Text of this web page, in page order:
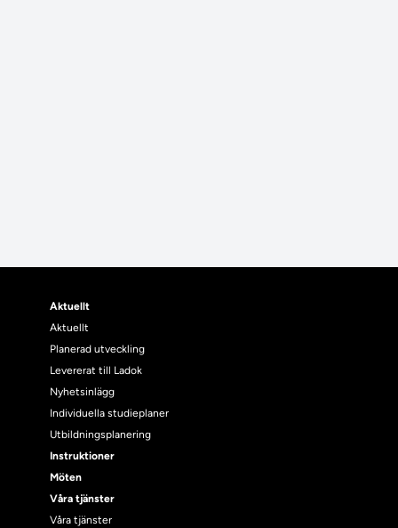
Aktuellt
Aktuellt
Planerad utveckling
Levererat till Ladok
Nyhetsinlägg
Individuella studieplaner
Utbildningsplanering
Instruktioner
Möten
Våra tjänster
Våra tjänster